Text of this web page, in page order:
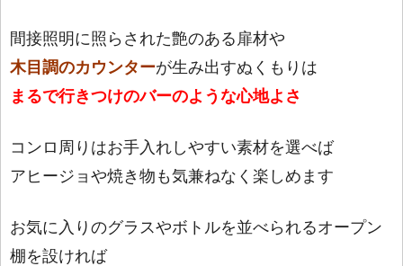
間接照明に照らされた艶のある扉材や
木目調のカウンターが生み出すぬくもりは
まるで行きつけのバーのような心地よさ
コンロ周りはお手入れしやすい素材を選べば
アヒージョや焼き物も気兼ねなく楽しめます
お気に入りのグラスやボトルを並べられるオープン
棚を設ければ